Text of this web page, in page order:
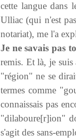
cette langue dans
Ulliac (qui n'est
notariat), me l'a
Je ne savais pas
remis. Et là, je suis
"région" ne se
termes comme
connaissais pas
"dilaboure[r]ion"
s'agit des sans-